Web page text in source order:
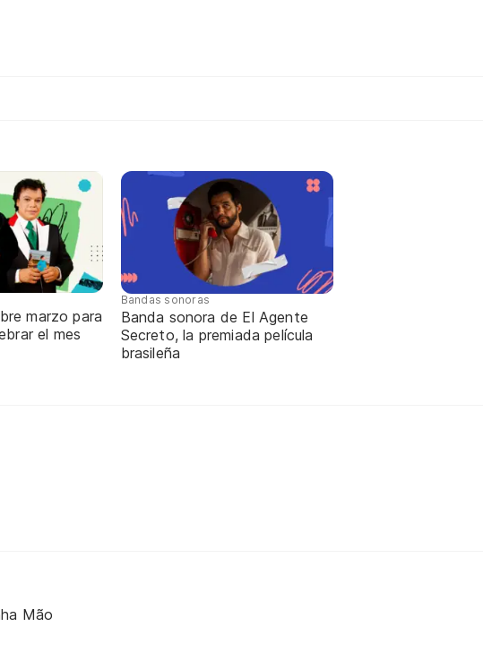
marzo para
el mes
Bandas sonoras
Banda sonora de El Agente
Secreto, la premiada película
brasileña
Mão